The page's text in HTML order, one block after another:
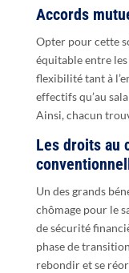
Accords
Opter pour cette
équitable entre
flexibilité tant à
effectifs qu’au
Ainsi, chacun
Les droits au
Un des grands
chômage pour le
de sécurité
phase de
rebondir et se